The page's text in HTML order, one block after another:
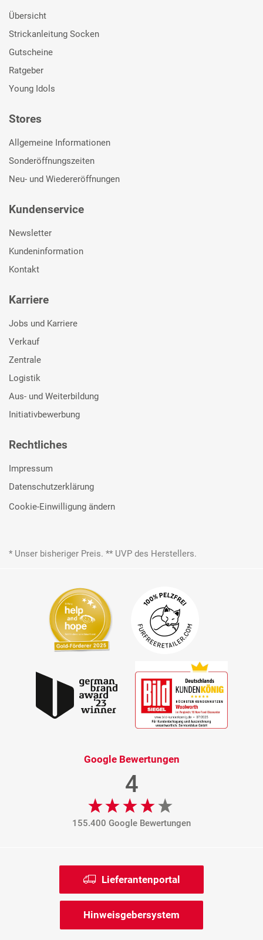
Übersicht
Strickanleitung Socken
Gutscheine
Ratgeber
Young Idols
Stores
Allgemeine Informationen
Sonderöffnungszeiten
Neu- und Wiedereröffnungen
Kundenservice
Newsletter
Kundeninformation
Kontakt
Karriere
Jobs und Karriere
Verkauf
Zentrale
Logistik
Aus- und Weiterbildung
Initiativbewerbung
Rechtliches
Impressum
Datenschutzerklärung
Cookie-Einwilligung ändern
* Unser bisheriger Preis. ** UVP des Herstellers.
Google Bewertungen
4
155.400 Google Bewertungen
Lieferantenportal
Hinweisgebersystem